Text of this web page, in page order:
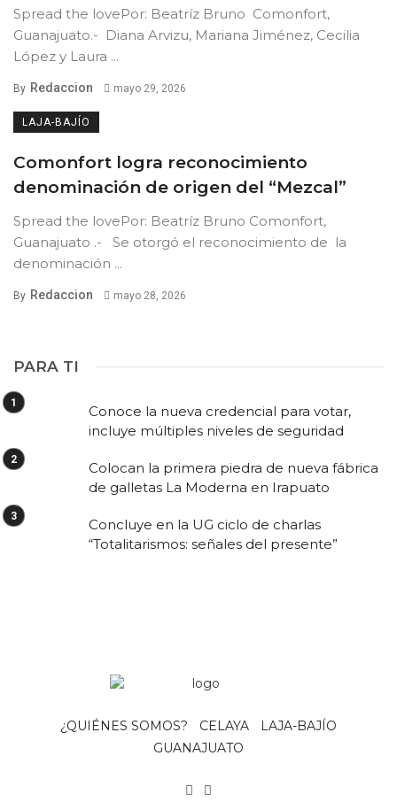
Spread the lovePor: Beatríz Bruno Comonfort,
Guanajuato.- Diana Arvizu, Mariana Jiménez, Cecilia
López y Laura ...
By Redaccion mayo 29, 2026
LAJA-BAJÍO
Comonfort logra reconocimiento
denominación de origen del “Mezcal”
Spread the lovePor: Beatríz Bruno Comonfort,
Guanajuato .- Se otorgó el reconocimiento de la
denominación ...
By Redaccion mayo 28, 2026
PARA TI
Conoce la nueva credencial para votar,
incluye múltiples niveles de seguridad
Colocan la primera piedra de nueva fábrica
de galletas La Moderna en Irapuato
Concluye en la UG ciclo de charlas
“Totalitarismos: señales del presente”
¿QUIÉNES SOMOS? CELAYA
LAJA-BAJÍO
GUANAJUATO